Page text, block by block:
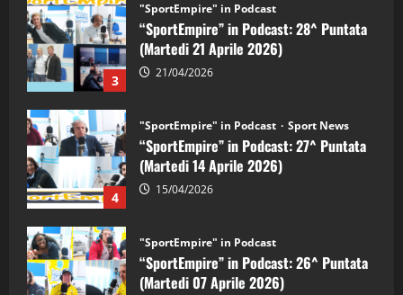
3
"SportEmpire" in Podcast
“SportEmpire” in Podcast: 28^ Puntata
(Martedi 21 Aprile 2026)
21/04/2026
4
"SportEmpire" in Podcast Sport News
“SportEmpire” in Podcast: 27^ Puntata
(Martedi 14 Aprile 2026)
15/04/2026
"SportEmpire" in Podcast
“SportEmpire” in Podcast: 26^ Puntata
(Martedi 07 Aprile 2026)